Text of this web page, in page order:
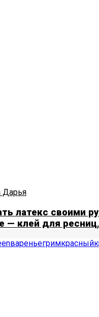
латекс своими
— клей для
вареньегримкрасный